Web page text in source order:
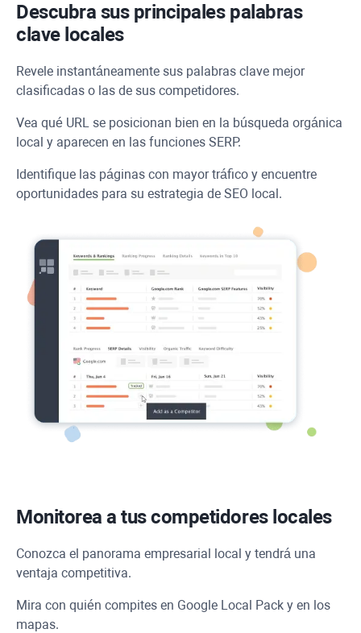
Descubra sus principales palabras
clave locales
Revele instantáneamente sus palabras clave mejor
clasificadas o las de sus competidores.
Vea qué URL se posicionan bien en la búsqueda orgánica
local y aparecen en las funciones SERP.
Identifique las páginas con mayor tráfico y encuentre
oportunidades para su estrategia de SEO local.
Monitorea a tus competidores locales
Conozca el panorama empresarial local y tendrá una
ventaja competitiva.
Mira con quién compites en Google Local Pack y en los
mapas.